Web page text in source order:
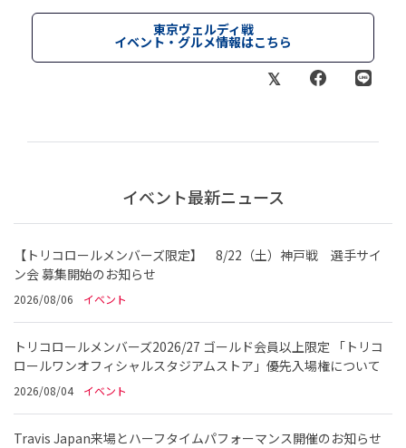
東京ヴェルディ戦
イベント・グルメ情報はこちら
イベント最新ニュース
【トリコロールメンバーズ限定】 8/22（土）神戸戦 選手サイ
ン会 募集開始のお知らせ
2026/08/06 イベント
トリコロールメンバーズ2026/27 ゴールド会員以上限定 「トリコ
ロールワンオフィシャルスタジアムストア」優先入場権について
2026/08/04 イベント
Travis Japan来場とハーフタイムパフォーマンス開催のお知らせ